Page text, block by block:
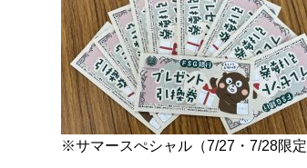
※サマースぺシャル（7/27・7/28限定